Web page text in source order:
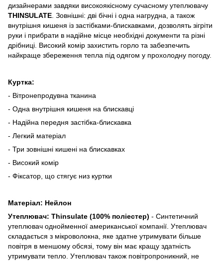
дизайнерами завдяки високоякісному сучасному утеплювачу
THINSULATE . Зовнішні: дві бічні і одна нагрудна, а також
внутрішня кишеня із застібками-блискавками, дозволять зігріти
руки і прибрати в надійне місце необхідні документи та різні
дрібниці. Високий комір захистить горло та забезпечить
найкраще збереження тепла під одягом у прохолодну погоду.
Куртка:
- Вітронепродувна тканина
- Одна внутрішня кишеня на блискавці
- Надійна передня застібка-блискавка
- Легкий матеріал
- Три зовнішні кишені на блискавках
- Високий комір
- Фіксатор, що стягує низ куртки
Матеріал: Нейлон
Утеплювач: Thinsulate (100% поліестер) - Cинтетичний
утеплювач однойменної американської компанії. Утеплювач
складається з мікроволокна, яке здатне утримувати більше
повітря в меншому обсязі, тому він має кращу здатність
утримувати тепло. Утеплювач також повітропроникний, не